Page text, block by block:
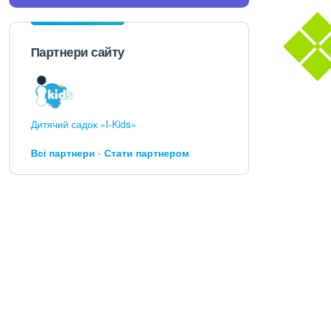
Партнери сайту
Дитячий садок «I-Kids»
Всі партнери Стати партнером